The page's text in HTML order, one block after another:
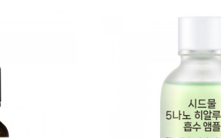
봉독/프로폴리스